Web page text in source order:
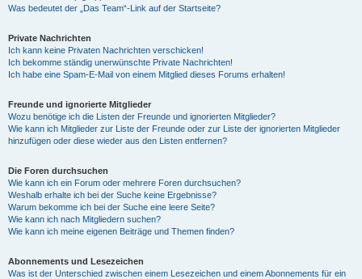
Was bedeutet der „Das Team“-Link auf der Startseite?
Private Nachrichten
Ich kann keine Privaten Nachrichten verschicken!
Ich bekomme ständig unerwünschte Private Nachrichten!
Ich habe eine Spam-E-Mail von einem Mitglied dieses Forums erhalten!
Freunde und ignorierte Mitglieder
Wozu benötige ich die Listen der Freunde und ignorierten Mitglieder?
Wie kann ich Mitglieder zur Liste der Freunde oder zur Liste der ignorierten Mitglieder
hinzufügen oder diese wieder aus den Listen entfernen?
Die Foren durchsuchen
Wie kann ich ein Forum oder mehrere Foren durchsuchen?
Weshalb erhalte ich bei der Suche keine Ergebnisse?
Warum bekomme ich bei der Suche eine leere Seite?
Wie kann ich nach Mitgliedern suchen?
Wie kann ich meine eigenen Beiträge und Themen finden?
Abonnements und Lesezeichen
Was ist der Unterschied zwischen einem Lesezeichen und einem Abonnements für ein